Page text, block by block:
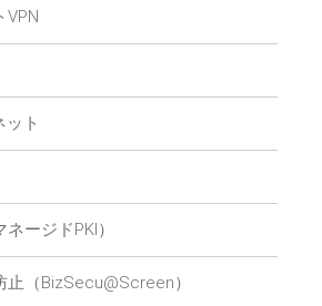
VPN
ット
ージドPKI）
止（BizSecu@Screen）